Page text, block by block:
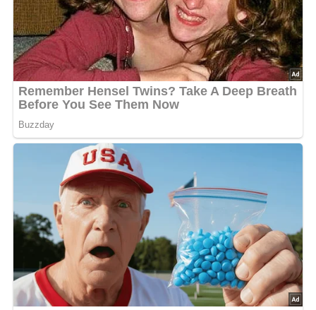
1 Glas herber Weißwein
4 Eßlöffel Zitronensaft oder Essig
Piment
2 Lorbeerblätter
10 Pfefferkörner
10 Wacholderbeeren
Estragon
Rosmarin
Salz
Lob, Kritik, Fragen oder Anregungen zum Rezept?
Dann hinterlasse doch bitte einen Kommentar am
Ende dieser Seite & auch eine Bewertung!
Und so wird es gemacht…